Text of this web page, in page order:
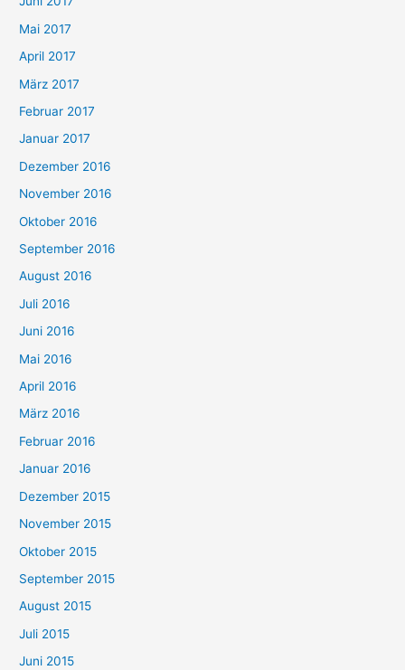
Mai 2017
April 2017
März 2017
Februar 2017
Januar 2017
Dezember 2016
November 2016
Oktober 2016
September 2016
August 2016
Juli 2016
Juni 2016
Mai 2016
April 2016
März 2016
Februar 2016
Januar 2016
Dezember 2015
November 2015
Oktober 2015
September 2015
August 2015
Juli 2015
Juni 2015